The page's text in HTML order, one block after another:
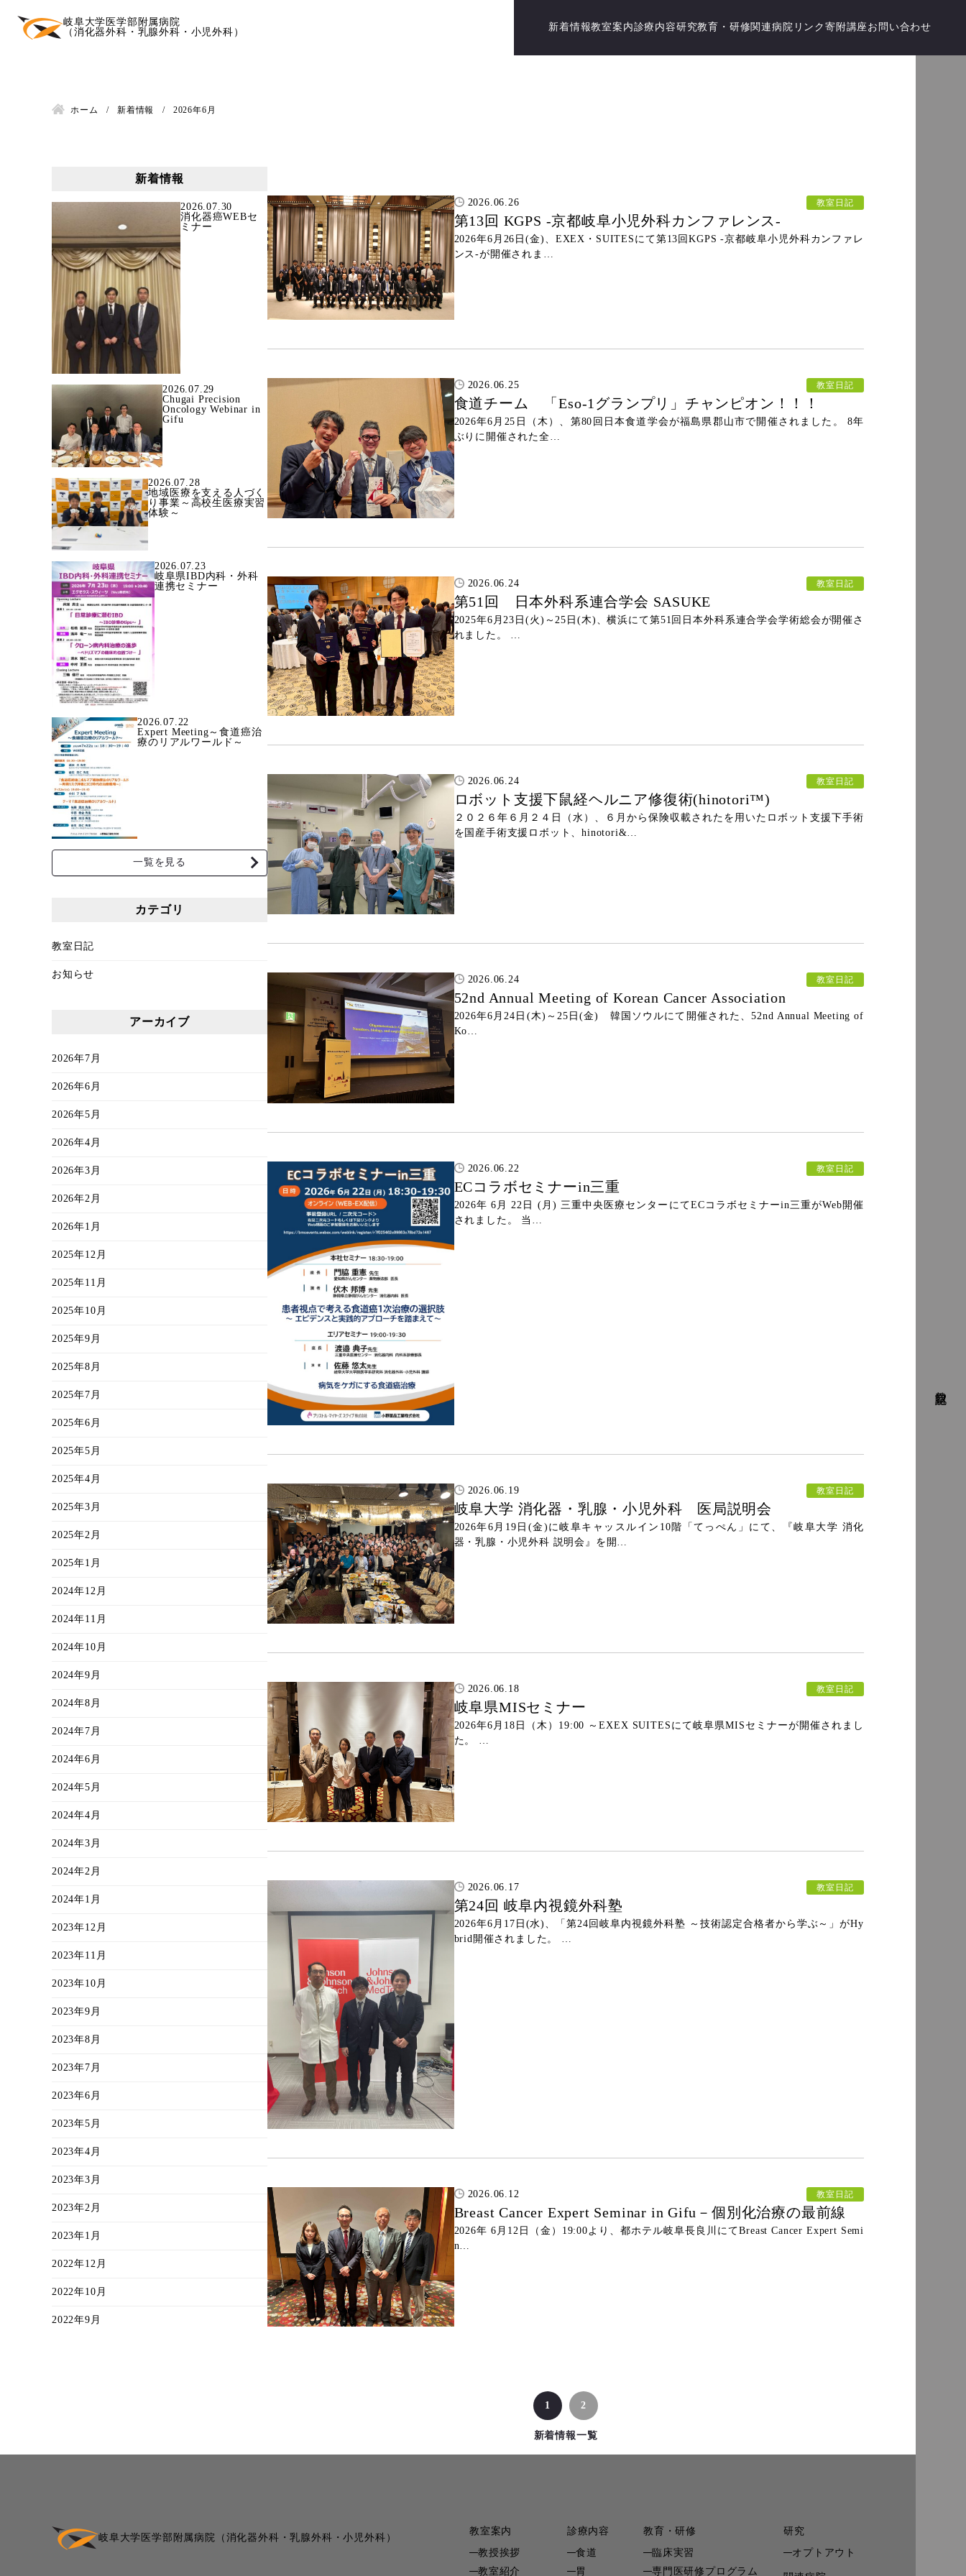
岐阜大学医学部附属病院
（消化器外科・乳腺外科・小児外科）
新着情報教室案内診療内容研究教育・研修関連病院 リンク 寄附講座 お問い合わせ
ホーム 新着情報 2026年6月
2026.06.26 教室日記
第13回 KGPS -京都岐阜小児外科カンファレンス-
2026年6月26日(金)、EXEX・SUITESにて第13回KGPS -京都岐阜小児外科カンファレ
ンス-が開催されま…
2026.06.25 教室日記
食道チーム 「Eso-1グランプリ」チャンピオン！！！
2026年6月25日（木）、第80回日本食道学会が福島県郡山市で開催されました。 8年
ぶりに開催された全…
2026.06.24 教室日記
第51回 日本外科系連合学会 SASUKE
2025年6月23日(火)～25日(木)、横浜にて第51回日本外科系連合学会学術総会が開催さ
れました。 …
2026.06.24 教室日記
ロボット支援下鼠経ヘルニア修復術(hinotori™)
２０２６年６月２４日（水）、６月から保険収載されたを用いたロボット支援下手術
を国産手術支援ロボット、hinotori&…
2026.06.24 教室日記
52nd Annual Meeting of Korean Cancer Association
2026年6月24日(木)～25日(金) 韓国ソウルにて開催された、52nd Annual Meeting of
Ko…
2026.06.22 教室日記
ECコラボセミナーin三重
2026年 6月 22日 (月) 三重中央医療センターにてECコラボセミナーin三重がWeb開催
されました。 当…
2026.06.19 教室日記
岐阜大学 消化器・乳腺・小児外科 医局説明会
2026年6月19日(金)に岐阜キャッスルイン10階「てっぺん」にて、『岐阜大学 消化
器・乳腺・小児外科 説明会』を開…
2026.06.18 教室日記
岐阜県MISセミナー
2026年6月18日（木）19:00 ～EXEX SUITESにて岐阜県MISセミナーが開催されまし
た。 …
2026.06.17 教室日記
第24回 岐阜内視鏡外科塾
2026年6月17日(水)、「第24回岐阜内視鏡外科塾 ～技術認定合格者から学ぶ～」がHy
brid開催されました。 …
2026.06.12 教室日記
Breast Cancer Expert Seminar in Gifu－個別化治療の最前線
2026年 6月12日（金）19:00より、都ホテル岐阜長良川にてBreast Cancer Expert Semi
n…
1 2
新着情報一覧
新着情報
2026.07.30
消化器癌WEBセ
ミナー
2026.07.29
Chugai Precision
Oncology Webinar in
Gifu
2026.07.28
地域医療を支える人づく
り事業～高校生医療実習
体験～
2026.07.23
岐阜県IBD内科・外科
連携セミナー
2026.07.22
Expert Meeting～食道癌治
療のリアルワールド～
一覧を見る
カテゴリ
教室日記
お知らせ
アーカイブ
2026年7月
2026年6月
2026年5月
2026年4月
2026年3月
2026年2月
2026年1月
2025年12月
2025年11月
2025年10月
2025年9月
2025年8月
2025年7月
2025年6月
2025年5月
2025年4月
2025年3月
2025年2月
2025年1月
2024年12月
2024年11月
2024年10月
2024年9月
2024年8月
2024年7月
2024年6月
2024年5月
2024年4月
2024年3月
2024年2月
2024年1月
2023年12月
2023年11月
2023年10月
2023年9月
2023年8月
2023年7月
2023年6月
2023年5月
2023年4月
2023年3月
2023年2月
2023年1月
2022年12月
2022年10月
2022年9月
岐阜大学医学部附属病院 （消化器外科・乳腺外科・小児外科）
教室案内
教授挨拶
教室紹介
診療内容
食道
胃
教育・研修
臨床実習
専門医研修プログラム
研究
オプトアウト